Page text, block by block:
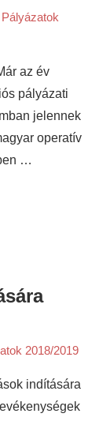
Pályázatok
az év
pályázati
jelennek
operatív
…
2018/2019
indítására